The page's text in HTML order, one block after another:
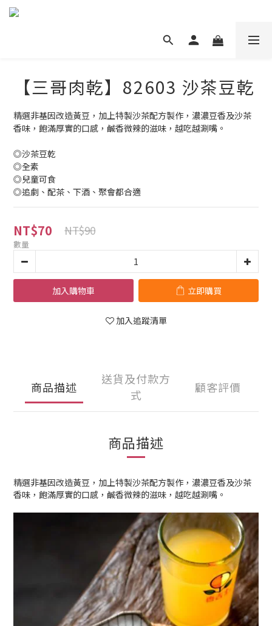
【三哥肉乾】82603 沙茶豆乾
精選非基因改造黃豆，加上特製沙茶配方製作，濃濃豆香及沙茶
香味，飽滿厚實的口感，鹹香微辣的滋味，越吃越涮嘴。
◎沙茶豆乾
◎全素
◎兒童可食
◎追劇、配茶、下酒、聚會都合適
NT$70 NT$90
數量
加入購物車 立即購買
加入追蹤清單
商品描述
送貨及付款方
式
顧客評價
商品描述
精選非基因改造黃豆，加上特製沙茶配方製作，濃濃豆香及沙茶
香味，飽滿厚實的口感，鹹香微辣的滋味，越吃越涮嘴。